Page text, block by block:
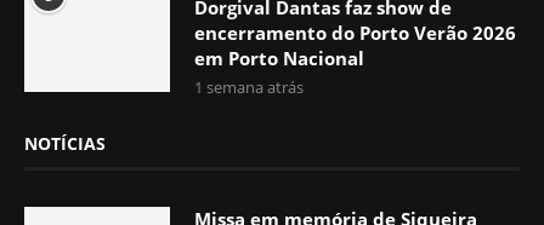
Dorgival Dantas faz show de
encerramento do Porto Verão 2026
em Porto Nacional
1 semana atrás
NOTÍCIAS
Missa em memória de Siqueira